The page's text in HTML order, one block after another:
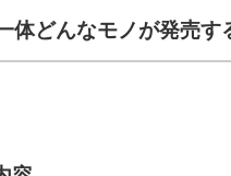
体どんなモノが発売す